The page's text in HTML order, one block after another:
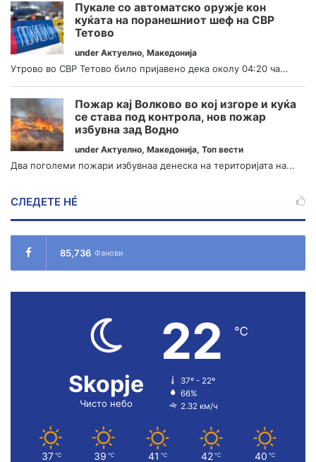
Пукале со автоматско оружје кон
куќата на поранешниот шеф на СВР
Тетово
under Актуелно, Македонија
Утрово во СВР Тетово било пријавено дека околу 04:20 ча...
Пожар кај Волково во кој изгоре и куќа
се става под контрола, нов пожар
избувна зад Водно
under Актуелно, Македонија, Топ вести
Два поголеми пожари избувнаа денеска на територијата на...
СЛЕДЕТЕ НÉ
85,736 Фанови
Skopje
Чисто небо
22 ℃
37º - 22º
66%
2.32 км/ч
37 ℃ 39 ℃ 41 ℃ 42 ℃ 40 ℃